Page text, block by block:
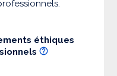
éthiques